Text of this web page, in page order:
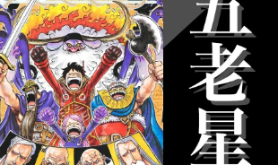
声優記事一覧
実写化映画一覧
覧